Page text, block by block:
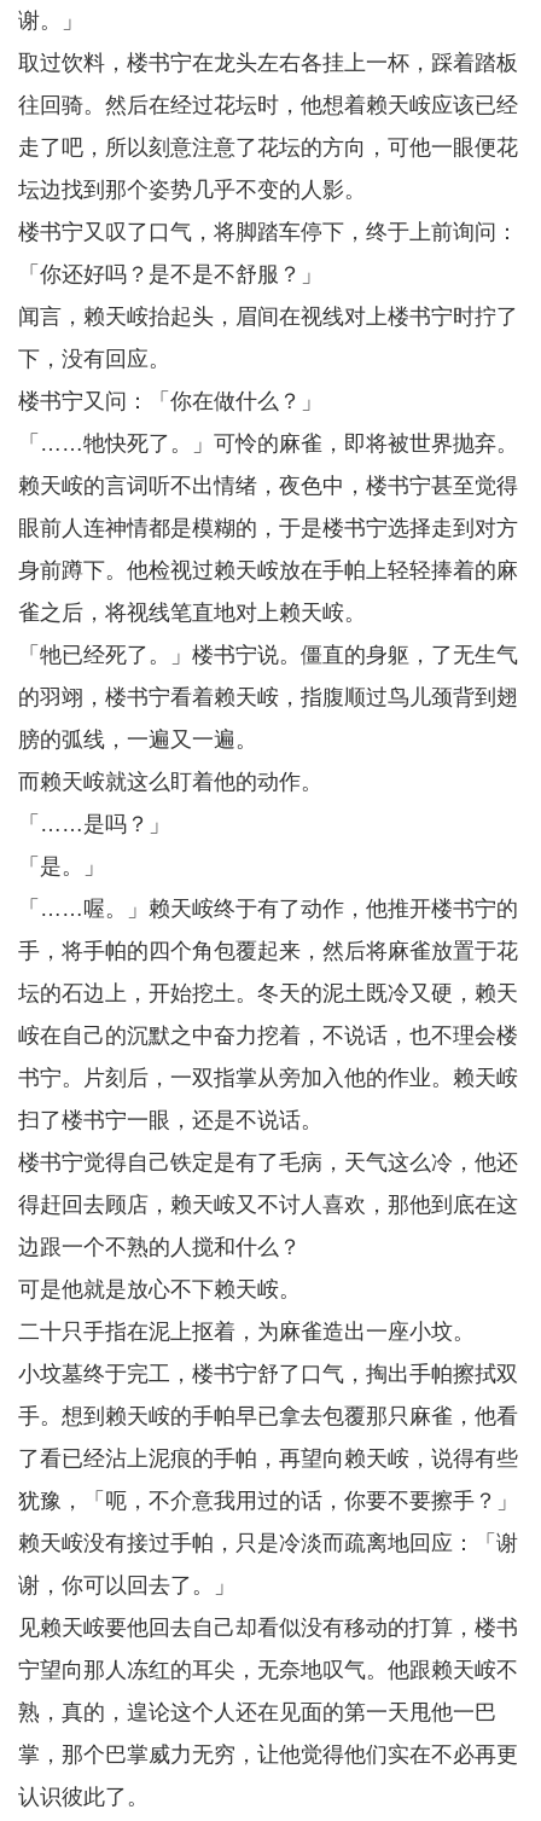
谢。」
取过饮料，楼书宁在龙头左右各挂上一杯，踩着踏板
往回骑。然后在经过花坛时，他想着赖天峖应该已经
走了吧，所以刻意注意了花坛的方向，可他一眼便花
坛边找到那个姿势几乎不变的人影。
楼书宁又叹了口气，将脚踏车停下，终于上前询问：
「你还好吗？是不是不舒服？」
闻言，赖天峖抬起头，眉间在视线对上楼书宁时拧了
下，没有回应。
楼书宁又问：「你在做什么？」
「……牠快死了。」可怜的麻雀，即将被世界抛弃。
赖天峖的言词听不出情绪，夜色中，楼书宁甚至觉得
眼前人连神情都是模糊的，于是楼书宁选择走到对方
身前蹲下。他检视过赖天峖放在手帕上轻轻捧着的麻
雀之后，将视线笔直地对上赖天峖。
「牠已经死了。」楼书宁说。僵直的身躯，了无生气
的羽翊，楼书宁看着赖天峖，指腹顺过鸟儿颈背到翅
膀的弧线，一遍又一遍。
而赖天峖就这么盯着他的动作。
「……是吗？」
「是。」
「……喔。」赖天峖终于有了动作，他推开楼书宁的
手，将手帕的四个角包覆起来，然后将麻雀放置于花
坛的石边上，开始挖土。冬天的泥土既冷又硬，赖天
峖在自己的沉默之中奋力挖着，不说话，也不理会楼
书宁。片刻后，一双指掌从旁加入他的作业。赖天峖
扫了楼书宁一眼，还是不说话。
楼书宁觉得自己铁定是有了毛病，天气这么冷，他还
得赶回去顾店，赖天峖又不讨人喜欢，那他到底在这
边跟一个不熟的人搅和什么？
可是他就是放心不下赖天峖。
二十只手指在泥上抠着，为麻雀造出一座小坟。
小坟墓终于完工，楼书宁舒了口气，掏出手帕擦拭双
手。想到赖天峖的手帕早已拿去包覆那只麻雀，他看
了看已经沾上泥痕的手帕，再望向赖天峖，说得有些
犹豫，「呃，不介意我用过的话，你要不要擦手？」
赖天峖没有接过手帕，只是冷淡而疏离地回应：「谢
谢，你可以回去了。」
见赖天峖要他回去自己却看似没有移动的打算，楼书
宁望向那人冻红的耳尖，无奈地叹气。他跟赖天峖不
熟，真的，遑论这个人还在见面的第一天甩他一巴
掌，那个巴掌威力无穷，让他觉得他们实在不必再更
认识彼此了。